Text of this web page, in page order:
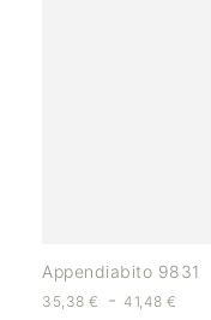
Appendiabito 9831
35,38 € - 41,48€